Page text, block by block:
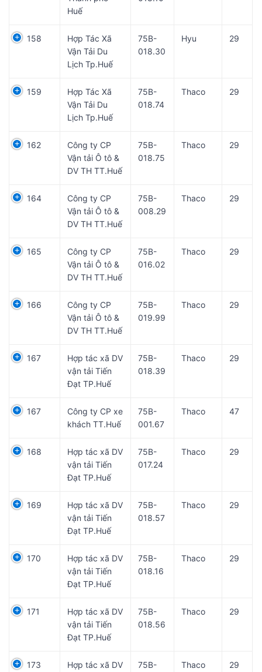
Huế
158
Hợp Tác Xã
Vận Tải Du
Lịch Tp.Huế
75B-
018.30
Hyu 29
159
Hợp Tác Xã
Vận Tải Du
Lịch Tp.Huế
75B-
018.74
Thaco 29
162
Công ty CP
Vận tải Ô tô &
DV TH TT.Huế
75B-
018.75
Thaco 29
164
Công ty CP
Vận tải Ô tô &
DV TH TT.Huế
75B-
008.29
Thaco 29
165
Công ty CP
Vận tải Ô tô &
DV TH TT.Huế
75B-
016.02
Thaco 29
166
Công ty CP
Vận tải Ô tô &
DV TH TT.Huế
75B-
019.99
Thaco 29
167
Hợp tác xã DV
vận tải Tiến
Đạt TP.Huế
75B-
018.39
Thaco 29
167
Công ty CP xe
khách TT.Huế
75B-
001.67
Thaco 47
168
Hợp tác xã DV
vận tải Tiến
Đạt TP.Huế
75B-
017.24
Thaco 29
169
Hợp tác xã DV
vận tải Tiến
Đạt TP.Huế
75B-
018.57
Thaco 29
170
Hợp tác xã DV
vận tải Tiến
Đạt TP.Huế
75B-
018.16
Thaco 29
171
Hợp tác xã DV
vận tải Tiến
Đạt TP.Huế
75B-
018.56
Thaco 29
173
Hợp tác xã DV
75B-
Thaco 29